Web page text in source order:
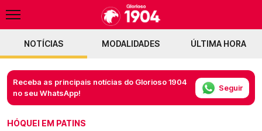
NOTÍCIAS MODALIDADES ÚLTIMA HORA
Receba as principais notícias do Glorioso 1904
no seu WhatsApp!
Seguir
HÓQUEI EM PATINS